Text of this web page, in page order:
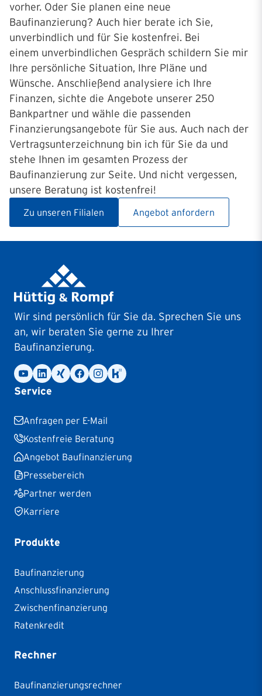
vorher. Oder Sie planen eine neue
Baufinanzierung? Auch hier berate ich Sie,
unverbindlich und für Sie kostenfrei. Bei
einem unverbindlichen Gespräch schildern Sie mir
Ihre persönliche Situation, Ihre Pläne und
Wünsche. Anschließend analysiere ich Ihre
Finanzen, sichte die Angebote unserer 250
Bankpartner und wähle die passenden
Finanzierungsangebote für Sie aus. Auch nach der
Vertragsunterzeichnung bin ich für Sie da und
stehe Ihnen im gesamten Prozess der
Baufinanzierung zur Seite. Und nicht vergessen,
unsere Beratung ist kostenfrei!
Zu unseren Filialen Angebot anfordern
Wir sind persönlich für Sie da. Sprechen Sie uns
an, wir beraten Sie gerne zu Ihrer
Baufinanzierung.
Service
Anfragen per E-Mail
Kostenfreie Beratung
Angebot Baufinanzierung
Pressebereich
Partner werden
Karriere
Produkte
Baufinanzierung
Anschlussfinanzierung
Zwischenfinanzierung
Ratenkredit
Rechner
Baufinanzierungsrechner